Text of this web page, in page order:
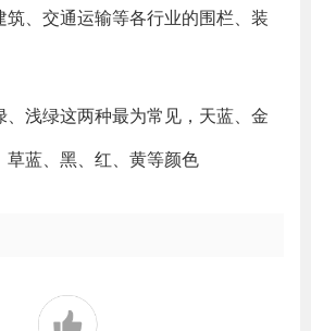
筑、交通运输等各行业的围栏、装
浅绿这两种最为常见，天蓝、金
草蓝、黑、红、黄等颜色